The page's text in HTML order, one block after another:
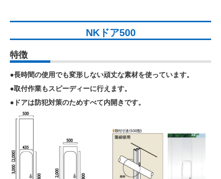
NKドア500
特徴
●長時間の使用でも変形しない頑丈な素材を使っています。
●取付作業もスピーディーに行えます。
●ドアは防犯対策のためすべて内開きです。